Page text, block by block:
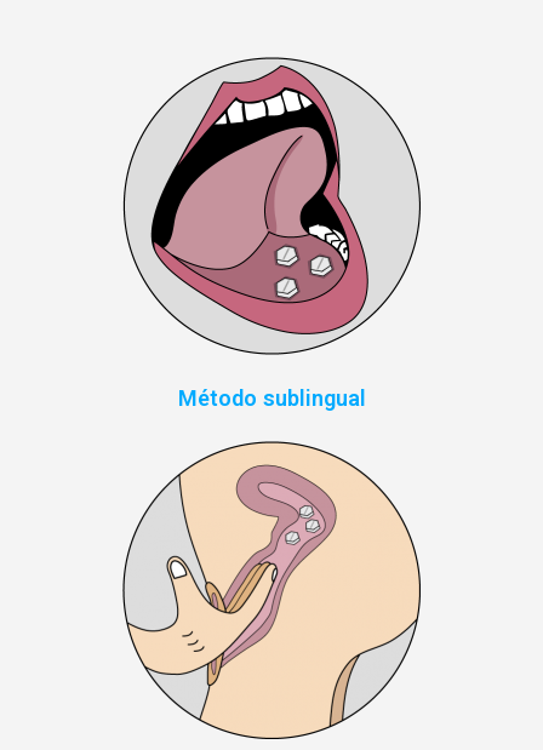
Método sublingual